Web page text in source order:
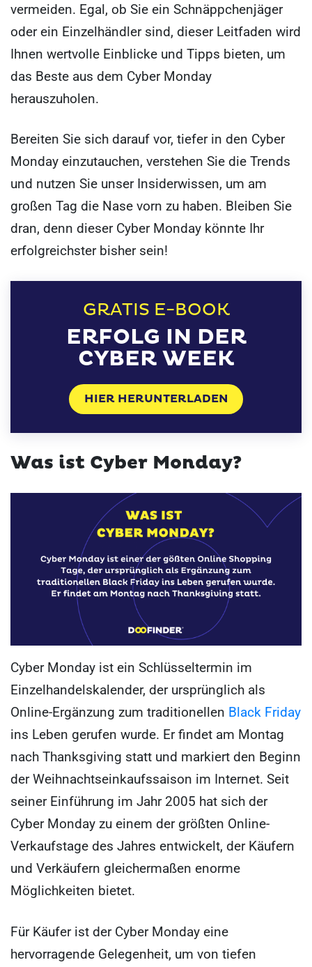
vermeiden. Egal, ob Sie ein Schnäppchenjäger
oder ein Einzelhändler sind, dieser Leitfaden wird
Ihnen wertvolle Einblicke und Tipps bieten, um
das Beste aus dem Cyber Monday
herauszuholen.
Bereiten Sie sich darauf vor, tiefer in den Cyber
Monday einzutauchen, verstehen Sie die Trends
und nutzen Sie unser Insiderwissen, um am
großen Tag die Nase vorn zu haben. Bleiben Sie
dran, denn dieser Cyber Monday könnte Ihr
erfolgreichster bisher sein!
GRATIS E-BOOK
ERFOLG IN DER
CYBER WEEK
HIER HERUNTERLADEN
Was ist Cyber Monday?
Cyber Monday ist ein Schlüsseltermin im
Einzelhandelskalender, der ursprünglich als
Online-Ergänzung zum traditionellen Black Friday
ins Leben gerufen wurde. Er findet am Montag
nach Thanksgiving statt und markiert den Beginn
der Weihnachtseinkaufssaison im Internet. Seit
seiner Einführung im Jahr 2005 hat sich der
Cyber Monday zu einem der größten Online-
Verkaufstage des Jahres entwickelt, der Käufern
und Verkäufern gleichermaßen enorme
Möglichkeiten bietet.
Für Käufer ist der Cyber Monday eine
hervorragende Gelegenheit, um von tiefen